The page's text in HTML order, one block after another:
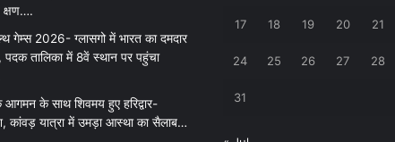
क्षण….
गेम्स 2026- ग्लासगो में भारत का दमदार
पदक तालिका में 8वें स्थान पर पहुंचा
के साथ शिवमय हुए हरिद्वार-
कांवड़ यात्रा में उमड़ा आस्था का सैलाब…
17 18 19 20 21
24 25 26 27 28
31